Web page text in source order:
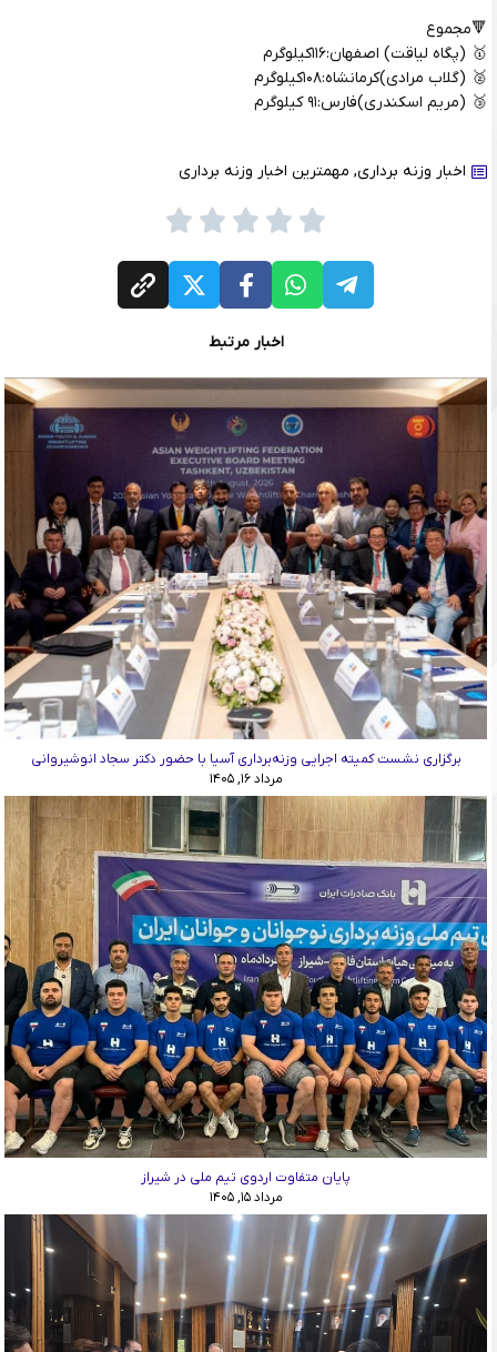
🔻مجموع
🥇 (پگاه لیاقت) اصفهان:۱۱۶کیلوگرم
🥈 (گلاب مرادی)کرمانشاه:۱۰۸کیلوگرم
🥉 (مریم اسکندری)فارس:۹۱ کیلوگرم
اخبار وزنه برداری, مهمترین اخبار وزنه برداری
اخبار مرتبط
برگزاری نشست کمیته اجرایی وزنه‌برداری آسیا با حضور دکتر سجاد انوشیروانی
مرداد ۱۶, ۱۴۰۵
پایان متفاوت اردوی تیم ملی در شیراز
مرداد ۱۵, ۱۴۰۵